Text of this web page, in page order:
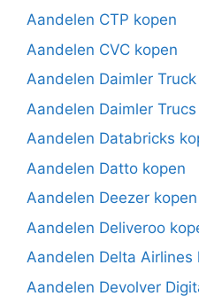
Aandelen CTP kopen
Aandelen CVC kopen
Aandelen Daimler
Aandelen Daimler
Aandelen Databricks
Aandelen Datto kopen
Aandelen Deezer kopen
Aandelen Deliveroo
Aandelen Delta Airlines
Aandelen Devolver